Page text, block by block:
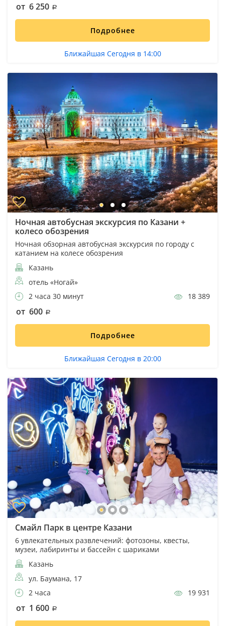
от 6 250
Подробнее
Ближайшая Сегодня в 14:00
Ночная автобусная экскурсия по Казани +
колесо обозрения
Ночная обзорная автобусная экскурсия по городу с
катанием на колесе обозрения
Казань
отель «Ногай»
2 часа 30 минут
18 389
от 600
Подробнее
Ближайшая Сегодня в 20:00
Смайл Парк в центре Казани
6 увлекательных развлечений: фотозоны, квесты,
музеи, лабиринты и бассейн с шариками
Казань
ул. Баумана, 17
2 часа
19 931
от 1 600